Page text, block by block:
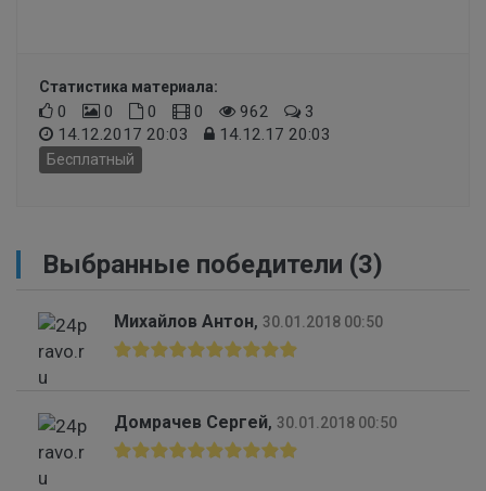
Статистика материала:
0 0 0 0 962
3
14.12.2017 20:03
14.12.17 20:03
Бесплатный
Выбранные победители (3)
Михайлов Антон, 30.01.2018 00:50
Домрачев Сергей, 30.01.2018 00:50